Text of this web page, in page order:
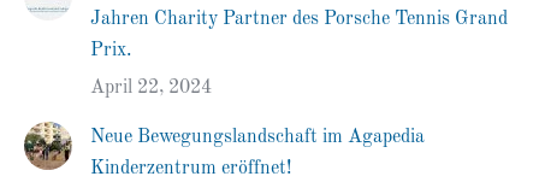
Jahren Charity Partner des Porsche Tennis Grand
Prix.
April 22, 2024
Neue Bewegungslandschaft im Agapedia
Kinderzentrum eröffnet!